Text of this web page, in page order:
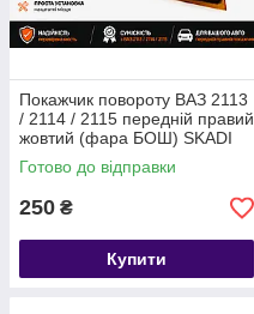
Покажчик повороту ВАЗ 2113
/ 2114 / 2115 передній правий
жовтий (фара БОШ) SKADI
Готово до відправки
250 ₴
Купити